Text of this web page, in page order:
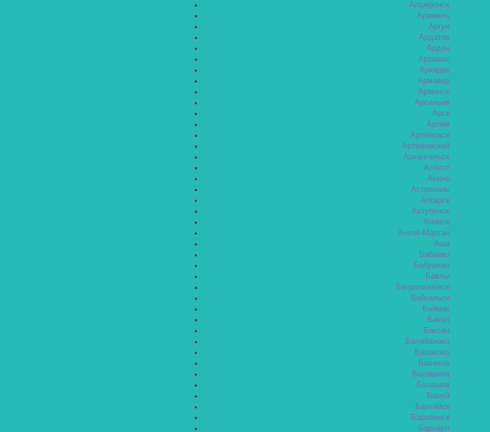
Апшеронск
Арамиль
Аргун
Ардатов
Ардон
Арзамас
Аркадак
Армавир
Армянск
Арсеньев
Арск
Артём
Артёмовск
Артёмовский
Архангельск
Асбест
Асино
Астрахань
Аткарск
Ахтубинск
Ачинск
Ачхой-Мартан
Аша
Бабаево
Бабушкин
Бавлы
Багратионовск
Байкальск
Баймак
Бакал
Баксан
Балабаново
Балаково
Балахна
Балашиха
Балашов
Балей
Балтийск
Барабинск
Барнаул